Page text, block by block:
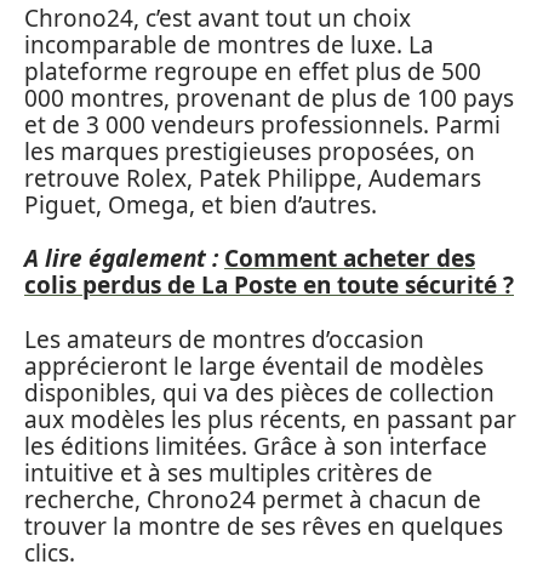
Chrono24, c’est avant tout un choix
incomparable de montres de luxe. La
plateforme regroupe en effet plus de 500
000 montres, provenant de plus de 100 pays
et de 3 000 vendeurs professionnels. Parmi
les marques prestigieuses proposées, on
retrouve Rolex, Patek Philippe, Audemars
Piguet, Omega, et bien d’autres.
A lire également : Comment acheter des
colis perdus de La Poste en toute sécurité ?
Les amateurs de montres d’occasion
apprécieront le large éventail de modèles
disponibles, qui va des pièces de collection
aux modèles les plus récents, en passant par
les éditions limitées. Grâce à son interface
intuitive et à ses multiples critères de
recherche, Chrono24 permet à chacun de
trouver la montre de ses rêves en quelques
clics.